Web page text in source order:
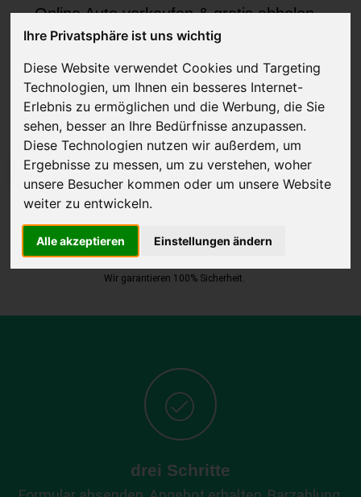
Ihre Privatsphäre ist uns wichtig
Diese Website verwendet Cookies und Targeting
Technologien, um Ihnen ein besseres Internet-
Erlebnis zu ermöglichen und die Werbung, die Sie
sehen, besser an Ihre Bedürfnisse anzupassen.
Diese Technologien nutzen wir außerdem, um
Ergebnisse zu messen, um zu verstehen, woher
unsere Besucher kommen oder um unsere Website
weiter zu entwickeln.
Alle akzeptieren Einstellungen ändern
Online Auto verkaufen & gratis abholen
lassen
JETZT KOSTENLOSE BEWERTUNG
Kostenloses Angebotfür den Ankauf Ihres Autos inklusive der
Wir garantieren 100% Sicherheit.
drei Schritte